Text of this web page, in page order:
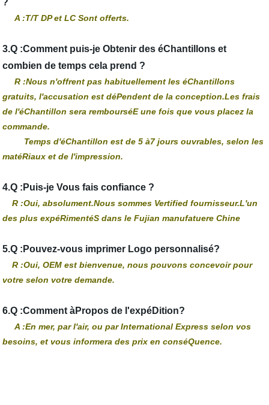
?
A :T/T DP et LC Sont offerts.
3.Q :Comment puis-je Obtenir des éChantillons et
combien de temps cela prend ?
R :Nous n'offrent pas habituellement les éChantillons
gratuits, l'accusation est déPendent de la conception.Les frais
de l'éChantillon sera rembourséE une fois que vous placez la
commande.
Temps d'éChantillon est de 5 à7 jours ouvrables, selon les
matéRiaux et de l'impression.
4.Q :Puis-je Vous fais confiance ?
R :Oui, absolument.Nous sommes Vertified fournisseur.L'un
des plus expéRimentéS dans le Fujian manufatuere Chine
5.Q :Pouvez-vous imprimer Logo personnalisé?
R :Oui, OEM est bienvenue, nous pouvons concevoir pour
votre selon votre demande.
6.Q :Comment àPropos de l'expéDition?
A :En mer, par l'air, ou par International Express selon vos
besoins, et vous informera des prix en conséQuence.